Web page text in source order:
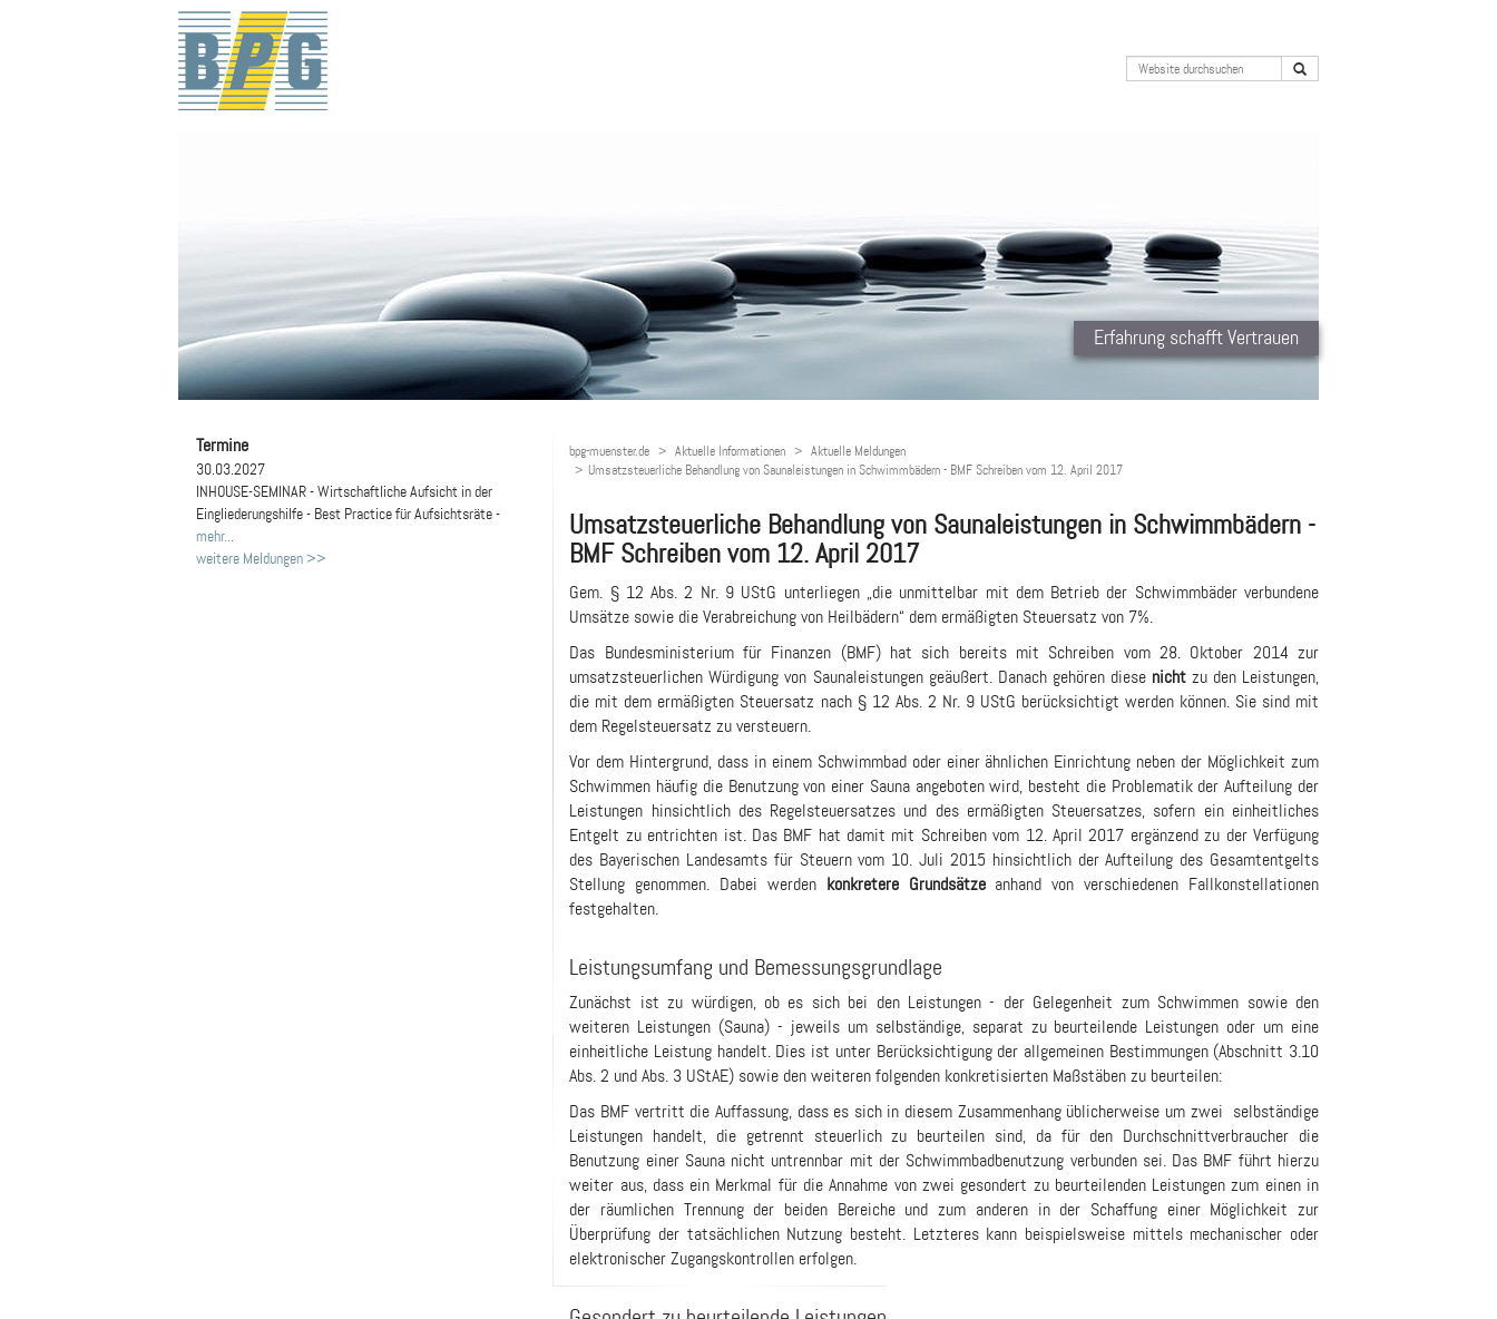
Erfahrung schafft Vertrauen
Termine
30.03.2027
INHOUSE-SEMINAR - Wirtschaftliche Aufsicht in der
Eingliederungshilfe - Best Practice für Aufsichtsräte -
mehr...
weitere Meldungen
bpg-muenster.de Aktuelle Informationen
Aktuelle Meldungen
Umsatzsteuerliche Behandlung von Saunaleistungen in Schwimmbädern - BMF Schreiben vom 12. April 2017
Umsatzsteuerliche Behandlung von Saunaleistungen in Schwimmbädern -
BMF Schreiben vom 12. April 2017
Gem. § 12 Abs. 2 Nr. 9 UStG unterliegen „die unmittelbar mit dem Betrieb der Schwimmbäder verbundene
Umsätze sowie die Verabreichung von Heilbädern“ dem ermäßigten Steuersatz von 7%.
Das Bundesministerium für Finanzen (BMF) hat sich bereits mit Schreiben vom 28. Oktober 2014 zur
umsatzsteuerlichen Würdigung von Saunaleistungen geäußert. Danach gehören diese nicht zu den Leistungen,
die mit dem ermäßigten Steuersatz nach § 12 Abs. 2 Nr. 9 UStG berücksichtigt werden können. Sie sind mit
dem Regelsteuersatz zu versteuern.
Vor dem Hintergrund, dass in einem Schwimmbad oder einer ähnlichen Einrichtung neben der Möglichkeit zum
Schwimmen häufig die Benutzung von einer Sauna angeboten wird, besteht die Problematik der Aufteilung der
Leistungen hinsichtlich des Regelsteuersatzes und des ermäßigten Steuersatzes, sofern ein einheitliches
Entgelt zu entrichten ist. Das BMF hat damit mit Schreiben vom 12. April 2017 ergänzend zu der Verfügung
des Bayerischen Landesamts für Steuern vom 10. Juli 2015 hinsichtlich der Aufteilung des Gesamtentgelts
Stellung genommen. Dabei werden konkretere Grundsätzeanhand von verschiedenen Fallkonstellationen
festgehalten.
Leistungsumfang und Bemessungsgrundlage
Zunächst ist zu würdigen, ob es sich bei den Leistungen - der Gelegenheit zum Schwimmen sowie den
weiteren Leistungen (Sauna) - jeweils um selbständige, separat zu beurteilende Leistungen oder um eine
einheitliche Leistung handelt. Dies ist unter Berücksichtigung der allgemeinen Bestimmungen (Abschnitt 3.10
Abs. 2 und Abs. 3 UStAE) sowie den weiteren folgenden konkretisierten Maßstäben zu beurteilen:
Das BMF vertritt die Auffassung, dass es sich in diesem Zusammenhang üblicherweise um zwei selbständige
Leistungen handelt, die getrennt steuerlich zu beurteilen sind, da für den Durchschnittverbraucher die
Benutzung einer Sauna nicht untrennbar mit der Schwimmbadbenutzung verbunden sei. Das BMF führt hierzu
weiter aus, dass ein Merkmal für die Annahme von zwei gesondert zu beurteilenden Leistungen zum einen in
der räumlichen Trennung der beiden Bereiche und zum anderen in der Schaffung einer Möglichkeit zur
Überprüfung der tatsächlichen Nutzung besteht. Letzteres kann beispielsweise mittels mechanischer oder
elektronischer Zugangskontrollen erfolgen.